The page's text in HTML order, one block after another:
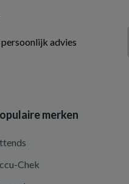
advies
merken
Chek